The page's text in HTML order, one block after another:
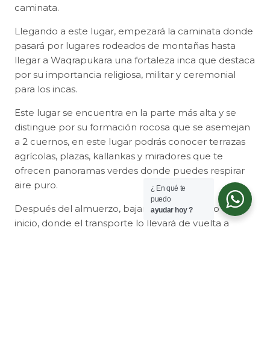
caminata.
Llegando a este lugar, empezará la caminata donde
pasará por lugares rodeados de montañas hasta
llegar a Waqrapukara una fortaleza inca que destaca
por su importancia religiosa, militar y ceremonial
para los incas.
Este lugar se encuentra en la parte más alta y se
distingue por su formación rocosa que se asemejan
a 2 cuernos, en este lugar podrás conocer terrazas
agrícolas, plazas, kallankas y miradores que te
ofrecen panoramas verdes donde puedes respirar
aire puro.
Después del almuerzo, bajará hasta el punto de
inicio, donde el transporte lo llevará de vuelta a
¿ En qué te
puedo
ayudar hoy ?